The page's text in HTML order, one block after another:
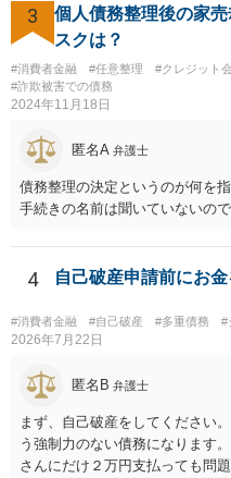
者様のご判断になると思います
で終わりとさせていただきます。
3
個人債務整理後の家
スクは？
#消費者金融 #任意整理 #クレジット
#詐欺被害での債務
2024年11月18日
匿名A 弁護士
債務整理の決定というのが何を
手続きの名前は聞いていないの
4 自己破産申請前にお金
#消費者金融 #自己破産 #多重債務 #
2026年7月22日
匿名B 弁護士
まず、自己破産をしてください
う強制力のない債務になります
さんにだけ２万円支払っても問題